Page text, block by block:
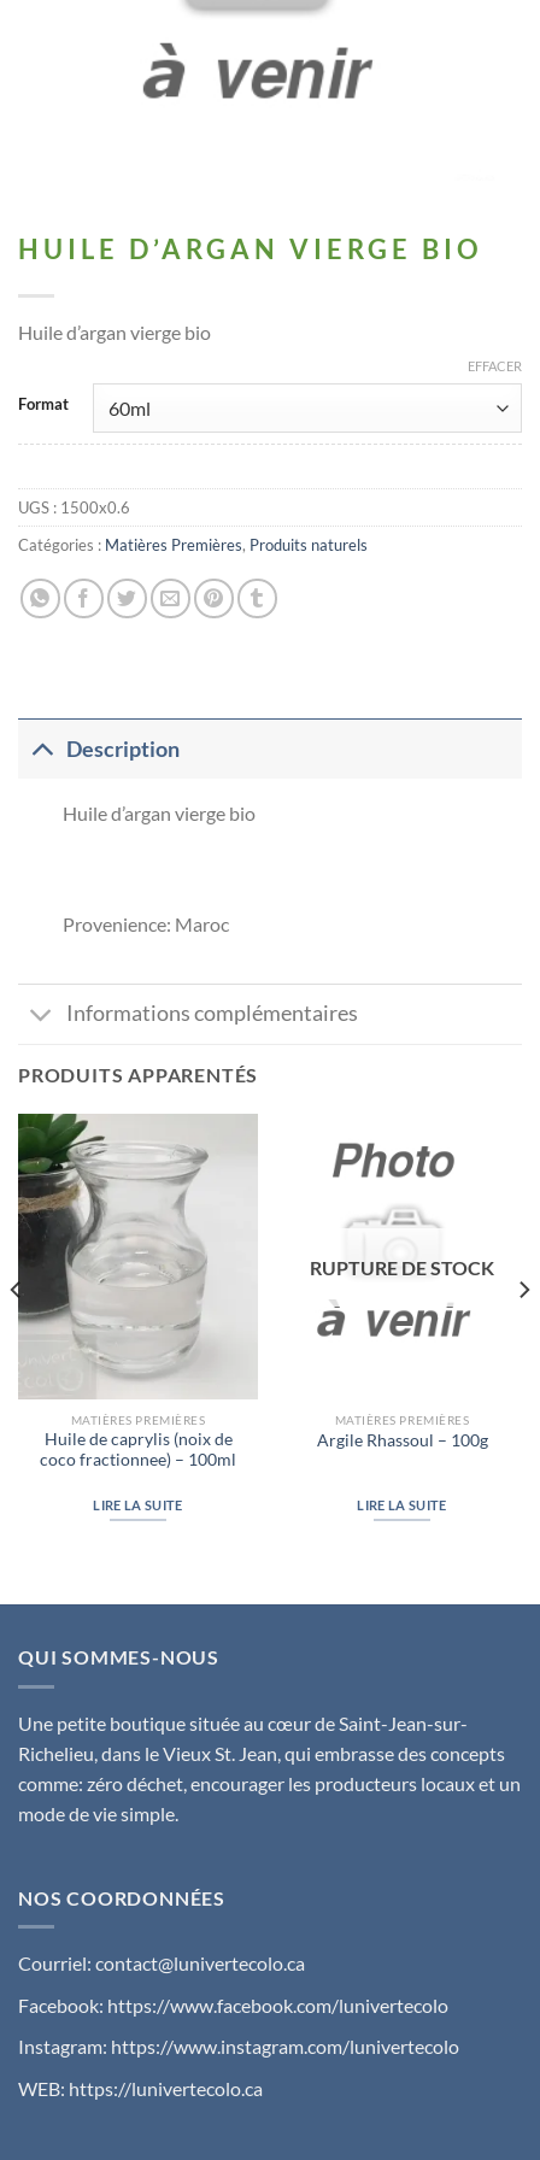
HUILE D’ARGAN VIERGE BIO
Huile d’argan vierge bio
Format
EFFACER
UGS : 1500x0.6
Catégories : Matières Premières, Produits naturels
Description
Huile d’argan vierge bio
Provenience: Maroc
Informations complémentaires
PRODUITS APPARENTÉS
MATIÈRES PREMIÈRES
Huile de caprylis (noix de
coco fractionnee) – 100ml
LIRE LA SUITE
RUPTURE DE STOCK
MATIÈRES PREMIÈRES
Argile Rhassoul – 100g
LIRE LA SUITE
QUI SOMMES-NOUS
Une petite boutique située au cœur de Saint-Jean-sur-
Richelieu, dans le Vieux St. Jean, qui embrasse des concepts
comme: zéro déchet, encourager les producteurs locaux et un
mode de vie simple.
NOS COORDONNÉES
Courriel: contact@lunivertecolo.ca
Facebook: https://www.facebook.com/lunivertecolo
Instagram: https://www.instagram.com/lunivertecolo
WEB: https://lunivertecolo.ca